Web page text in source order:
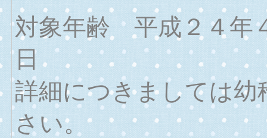
対象年齢 平成２４年
日
詳細につきましては
さい。